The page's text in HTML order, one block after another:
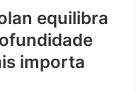
equilibra
importa